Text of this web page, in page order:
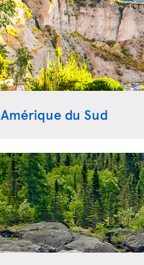
Amérique du Sud